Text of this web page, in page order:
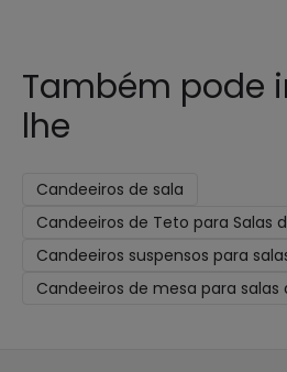
Também pode
lhe
Candeeiros de sala
Candeeiros de Teto para Salas
Candeeiros suspensos para
Candeeiros de mesa para